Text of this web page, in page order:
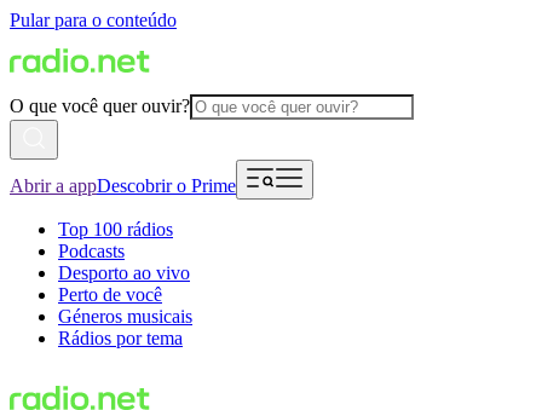
Pular para o conteúdo
O que você quer ouvir?
Abrir a appDescobrir o Prime
Top 100 rádios
Podcasts
Desporto ao vivo
Perto de você
Géneros musicais
Rádios por tema